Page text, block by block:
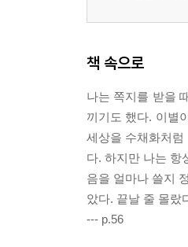
책 속으로
나는 쪽지를 받을
끼기도 했다. 이별
세상을 수채화처
다. 하지만 나는 항
음을 얼마나 쓸지
았다. 끝날 줄 몰랐
--- p.56